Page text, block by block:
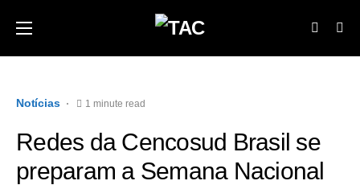
Notícias 1 minute read
Redes da Cencosud Brasil se
preparam a Semana Nacional